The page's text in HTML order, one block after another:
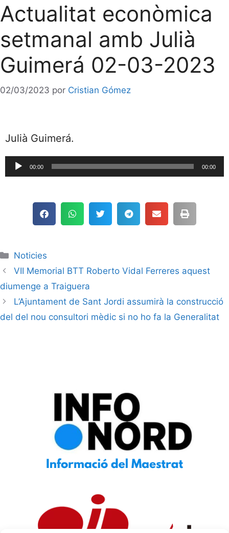
Actualitat econòmica
setmanal amb Julià
Guimerá 02-03-2023
02/03/2023 por Cristian Gómez
Julià Guimerá.
Reproductor
de
00:00 00:00
Noticies
VII Memorial BTT Roberto Vidal Ferreres aquest
diumenge a Traiguera
L’Ajuntament de Sant Jordi assumirà la construcció
del del nou consultori mèdic si no ho fa la Generalitat